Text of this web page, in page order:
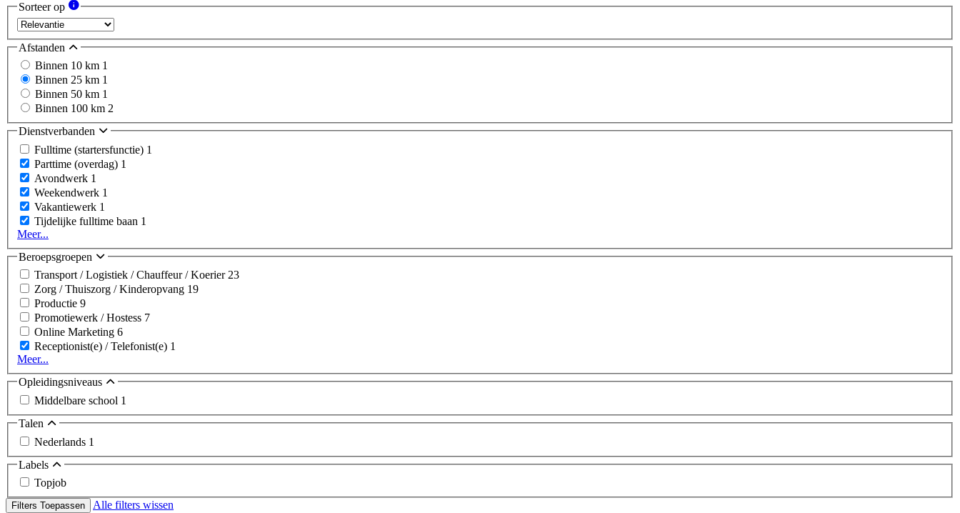
Sorteer op
Afstanden
Binnen 10 km 1
Binnen 25 km 1
Binnen 50 km 1
Binnen 100 km 2
Dienstverbanden
Fulltime (startersfunctie) 1
Parttime (overdag) 1
Avondwerk 1
Weekendwerk 1
Vakantiewerk 1
Tijdelijke fulltime baan 1
Meer...
Beroepsgroepen
Transport / Logistiek / Chauffeur / Koerier23
Zorg / Thuiszorg / Kinderopvang 19
Productie 9
Promotiewerk / Hostess 7
Online Marketing 6
Receptionist(e) / Telefonist(e) 1
Meer...
Opleidingsniveaus
Middelbare school 1
Talen
Nederlands 1
Labels
Topjob
Filters Toepassen Alle filters wissen